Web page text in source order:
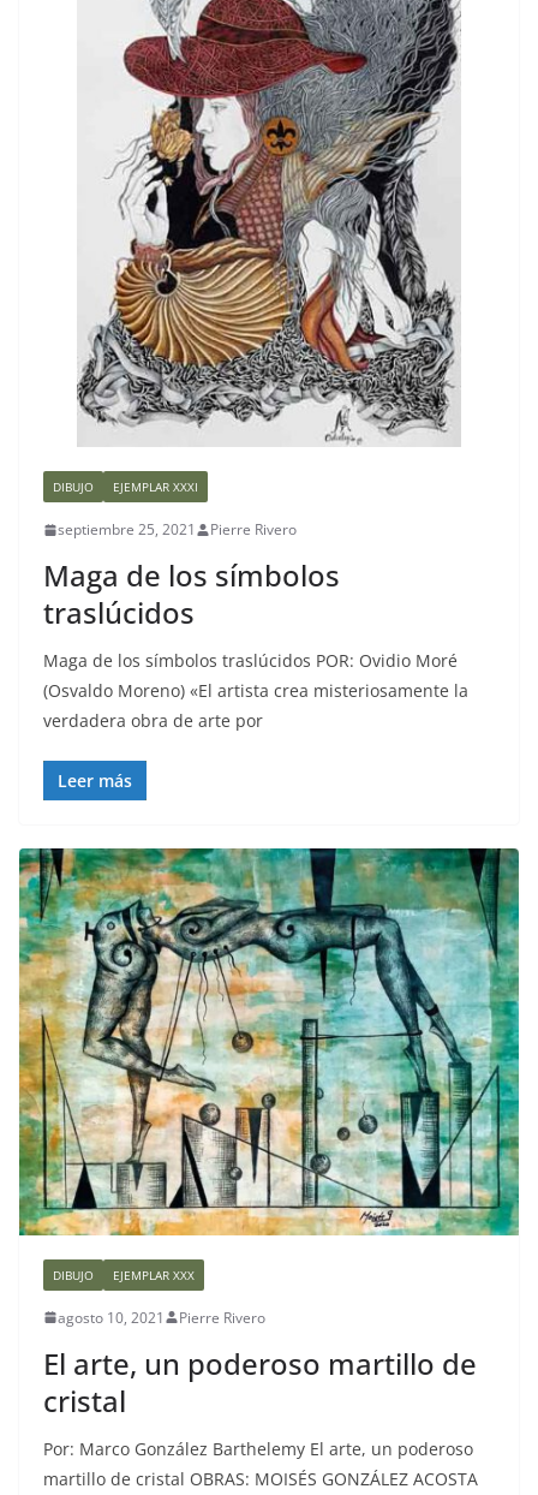
DIBUJO EJEMPLAR XXXI
septiembre 25, 2021 Pierre Rivero
Maga de los símbolos
traslúcidos
Maga de los símbolos traslúcidos POR: Ovidio Moré
(Osvaldo Moreno) «El artista crea misteriosamente la
verdadera obra de arte por
Leer más
DIBUJO EJEMPLAR XXX
agosto 10, 2021 Pierre Rivero
El arte, un poderoso martillo de
cristal
Por: Marco González Barthelemy El arte, un poderoso
martillo de cristal OBRAS: MOISÉS GONZÁLEZ ACOSTA